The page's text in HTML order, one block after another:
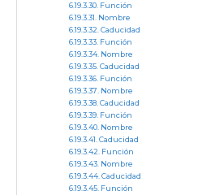
Función
Nombre
Caducidad
Función
Nombre
Caducidad
Función
Nombre
Caducidad
Función
Nombre
Caducidad
Función
Nombre
Caducidad
Función